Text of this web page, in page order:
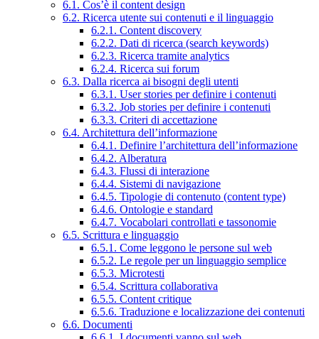
6.1. Cos’è il content design
6.2. Ricerca utente sui contenuti e il linguaggio
6.2.1. Content discovery
6.2.2. Dati di ricerca (search keywords)
6.2.3. Ricerca tramite analytics
6.2.4. Ricerca sui forum
6.3. Dalla ricerca ai bisogni degli utenti
6.3.1. User stories per definire i contenuti
6.3.2. Job stories per definire i contenuti
6.3.3. Criteri di accettazione
6.4. Architettura dell’informazione
6.4.1. Definire l’architettura dell’informazione
6.4.2. Alberatura
6.4.3. Flussi di interazione
6.4.4. Sistemi di navigazione
6.4.5. Tipologie di contenuto (content type)
6.4.6. Ontologie e standard
6.4.7. Vocabolari controllati e tassonomie
6.5. Scrittura e linguaggio
6.5.1. Come leggono le persone sul web
6.5.2. Le regole per un linguaggio semplice
6.5.3. Microtesti
6.5.4. Scrittura collaborativa
6.5.5. Content critique
6.5.6. Traduzione e localizzazione dei contenuti
6.6. Documenti